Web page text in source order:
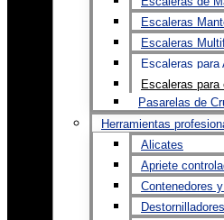
Escaleras
Escaleras
Escaleras para
Escaleras
Pasarelas de
Herramientas
Alicates
Apriete
Contenedores
Destornilladores